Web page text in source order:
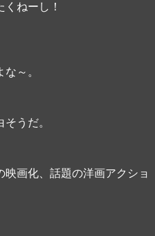
ねーし！
～。
うだ。
画化、話題の洋画アクショ